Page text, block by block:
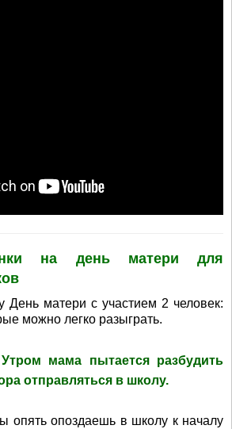
на день матери для
День матери с участием 2 человек:
можно легко разыграть.
мама пытается разбудить
отправляться в школу.
опять опоздаешь в школу к началу